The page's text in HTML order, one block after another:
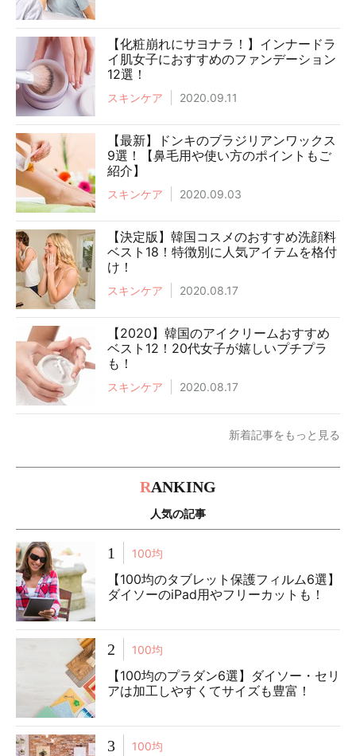
【化粧崩れにサヨナラ！】インナードラ
イ肌女子におすすめのファンデーション
12選！
スキンケア 2020.09.11
【最新】ドンキのブラジリアンワックス
9選！【鼻毛用や使い方のポイントもご
紹介】
スキンケア 2020.09.03
【決定版】韓国コスメのおすすめ洗顔料
ベスト18！特徴別に人気アイテムを格付
け！
スキンケア 2020.08.17
【2020】韓国のアイクリームおすすめ
ベスト12！20代女子が嬉しいプチプラ
も！
スキンケア 2020.08.17
新着記事をもっと見る
RANKING
人気の記事
1 100均
【100均のタブレット保護フィルム6選】
ダイソーのiPad用やフリーカットも！
2 100均
【100均のプラダン6選】ダイソー・セリ
アは加工しやすくてサイズも豊富！
3 100均